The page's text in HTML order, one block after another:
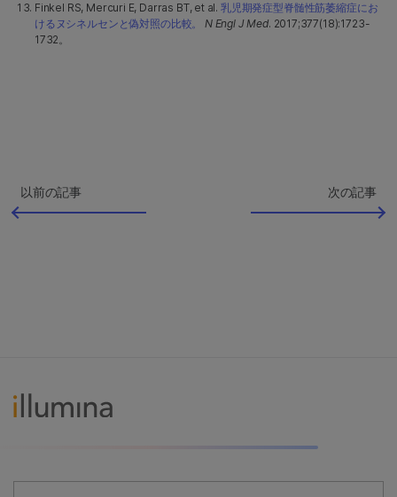
Finkel RS, Mercuri E, Darras BT, et al. 乳児期発症型脊髄性筋萎縮症にお
けるヌシネルセンと偽対照の比較。
N Engl J Med. 2017;377(18):1723-
1732。
以前の記事 次の記事